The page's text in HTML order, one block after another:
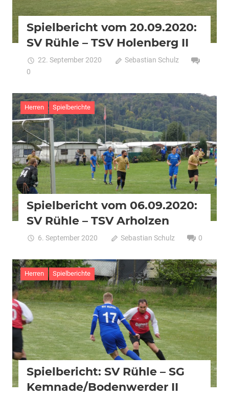
Spielbericht vom 20.09.2020:
SV Rühle – TSV Holenberg II
22. September 2020
Sebastian Schulz
0
Herren Spielberichte
Spielbericht vom 06.09.2020:
SV Rühle – TSV Arholzen
6. September 2020 Sebastian Schulz 0
Herren Spielberichte
Spielbericht: SV Rühle – SG
Kemnade/Bodenwerder II